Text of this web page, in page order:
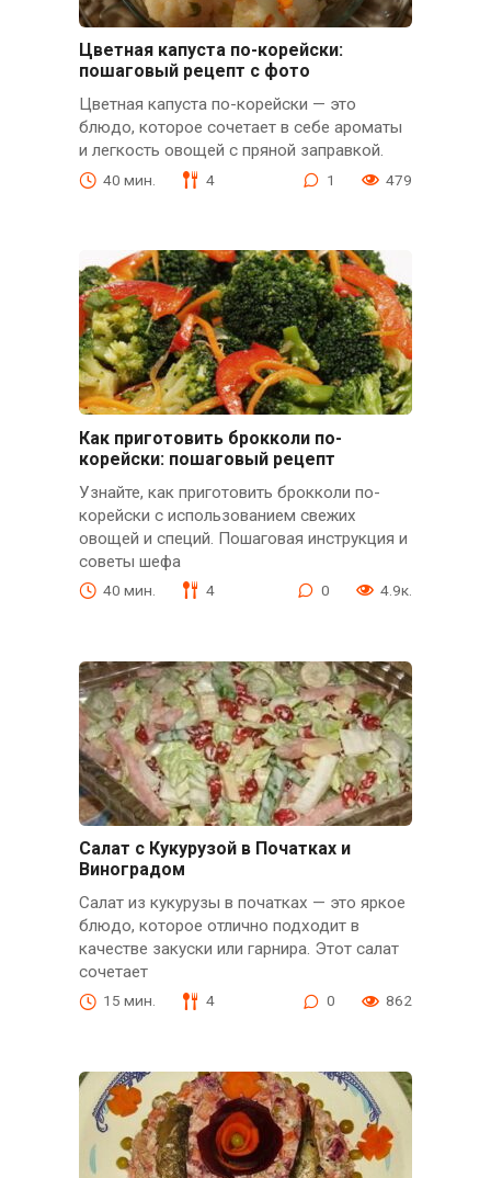
Цветная капуста по-корейски:
пошаговый рецепт с фото
Цветная капуста по-корейски — это
блюдо, которое сочетает в себе ароматы
и легкость овощей с пряной заправкой.
40 мин. 4 1 479
Как приготовить брокколи по-
корейски: пошаговый рецепт
Узнайте, как приготовить брокколи по-
корейски с использованием свежих
овощей и специй. Пошаговая инструкция и
советы шефа
40 мин. 4 0 4.9к.
Салат с Кукурузой в Початках и
Виноградом
Салат из кукурузы в початках — это яркое
блюдо, которое отлично подходит в
качестве закуски или гарнира. Этот салат
сочетает
15 мин. 4 0 862